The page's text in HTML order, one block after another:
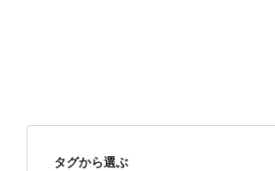
タグから選ぶ